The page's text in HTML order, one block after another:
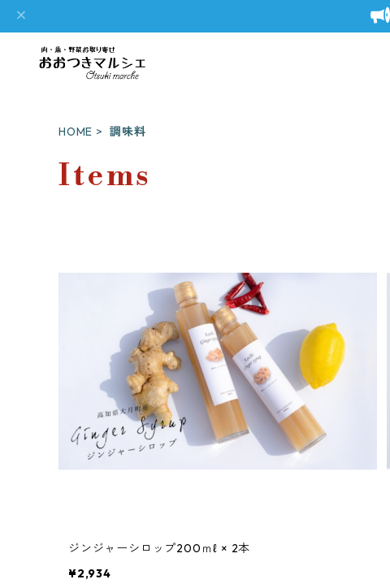
HOME 調味料
Items
ジンジャーシロップ200ｍℓ × 2本
¥2,934